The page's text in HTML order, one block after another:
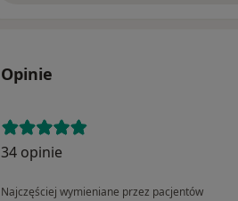
Opinie
34 opinie
Najczęściej wymieniane przez pacjentów